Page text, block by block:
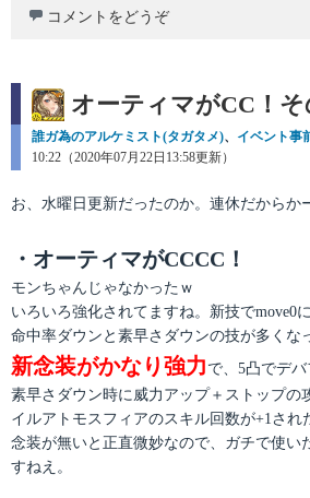
コメントをどうぞ
オーティマがCC！
カ
テ
リ
誰ガ為のアルケミスト(タガタメ)、 イベント事
10:22（2020年07月22日13:58更新）
お、水曜日更新だったのか。連休だからか
・オーティマがCCCC！
モンちゃんじゃなかったｗ
いろいろ強化されてますね。新技でmove0
命中率ダウンと素早さダウンの技が多くな
新念装がかなり強力 で、5凸でデバ
素早さダウン時に威力アップ＋ストップの
イルアトモスフィアのスキル回数が+1され
念装が無いと正直微妙なので、ガチで使い
すねえ。